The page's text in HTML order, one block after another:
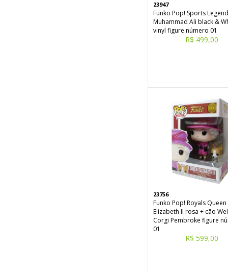
23947
Funko Pop! Sports
Muhammad Ali black &
vinyl figure número 01
R$ 499,00
23756
Funko Pop! Royals Queen
Elizabeth II rosa + cão
Corgi Pembroke figure
01
R$ 599,00